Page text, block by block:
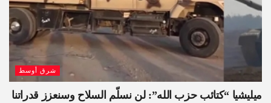
شرق أوسط
ميليشيا “كتائب حزب الله”: لن نسلّم السلاح وسنعزز قدراتنا